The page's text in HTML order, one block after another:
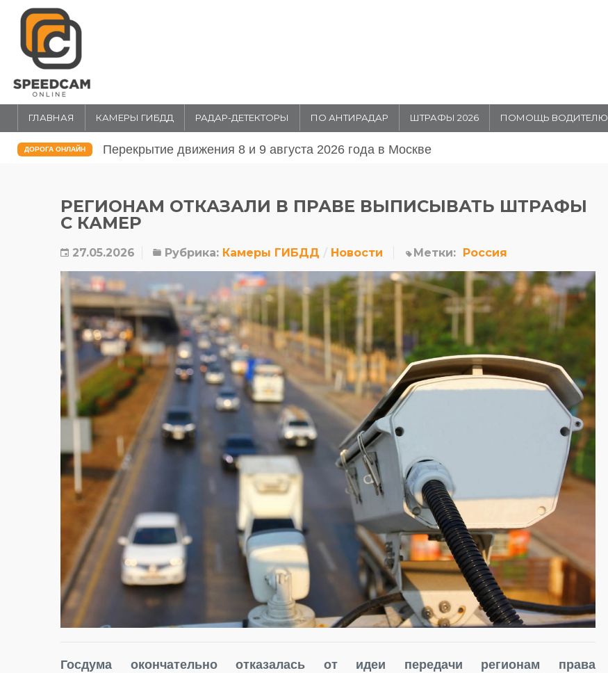
ГЛАВНАЯ КАМЕРЫ ГИБДД РАДАР-ДЕТЕКТОРЫ ПО АНТИРАДАР ШТРАФЫ 2026 ПОМОЩЬ ВОДИТЕЛЮ
ДОРОГА ОНЛАЙН Перекрытие движения 31 июля и 1 августа 20026 года в Москве
РЕГИОНАМ ОТКАЗАЛИ В ПРАВЕ ВЫПИСЫВАТЬ ШТРАФЫ
С КАМЕР
27.05.2026 Рубрика: Камеры ГИБДД Новости Метки: Россия
Госдума окончательно отказалась от идеи передачи регионам права